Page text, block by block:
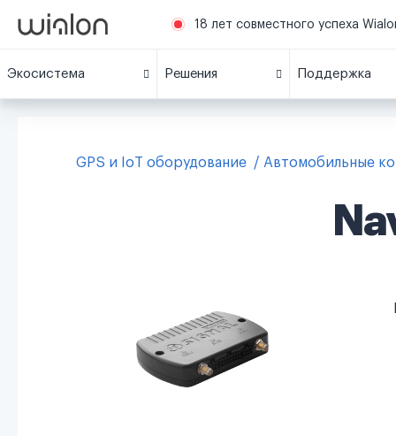
18 лет совместного успеха
Экосистема Решения Поддержка
GPS и IoT оборудование Автомобильные